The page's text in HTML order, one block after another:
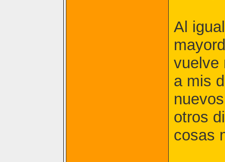
Al
vuelve
a mis
otros
cosas